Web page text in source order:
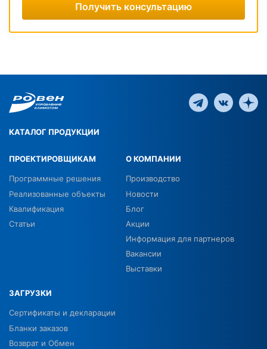
Получить консультацию
КАТАЛОГ ПРОДУКЦИИ
ПРОЕКТИРОВЩИКАМ
Программные решения
Реализованные объекты
Квалификация
Статьи
О КОМПАНИИ
Производство
Новости
Блог
Акции
Информация для партнеров
Вакансии
Выставки
ЗАГРУЗКИ
Сертификаты и декларации
Бланки заказов
Возврат и Обмен